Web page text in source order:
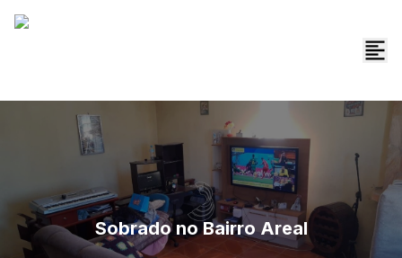
Sobrado no Bairro Areal